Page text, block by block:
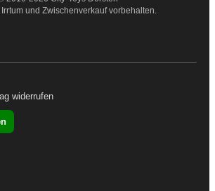
und Zwischenverkauf vorbehalten.
widerrufen